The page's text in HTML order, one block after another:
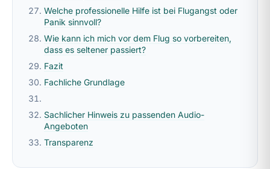
Welche professionelle Hilfe ist bei Flugangst oder
Panik sinnvoll?
Wie kann ich mich vor dem Flug so vorbereiten,
dass es seltener passiert?
Fazit
Fachliche Grundlage
Sachlicher Hinweis zu passenden Audio-
Angeboten
Transparenz